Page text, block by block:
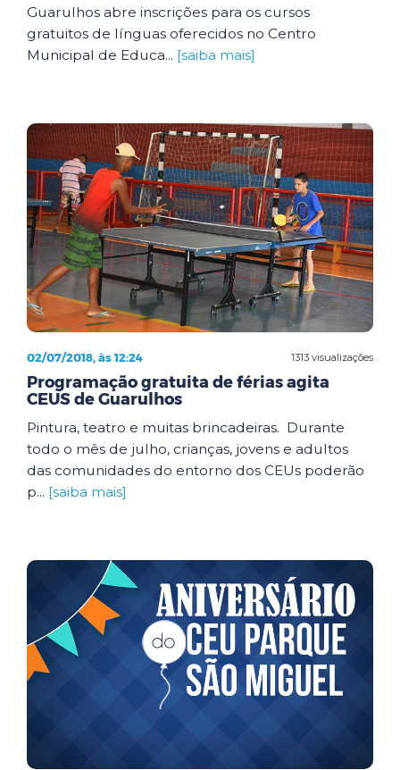
Guarulhos abre inscrições para os cursos
gratuitos de línguas oferecidos no Centro
Municipal de Educa... [saiba mais]
1313 visualizações
02/07/2018, às 12:24
Programação gratuita de férias agita
CEUS de Guarulhos
Pintura, teatro e muitas brincadeiras. Durante
todo o mês de julho, crianças, jovens e adultos
das comunidades do entorno dos CEUs poderão
p... [saiba mais]